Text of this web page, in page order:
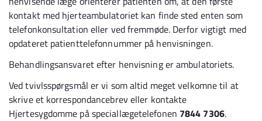
kontakt med hjerteambulatoriet kan finde sted enten som
telefonkonsultation eller ved fremmøde. Derfor vigtigt med
opdateret patienttelefonnummer på henvisningen.
Behandlingsansvaret efter henvisning er ambulatoriets.
Ved tvivlsspørgsmål er vi som altid meget velkomne til at
skrive et korrespondancebrev eller kontakte
Hjertesygdomme på speciallægetelefonen 7844 7306.